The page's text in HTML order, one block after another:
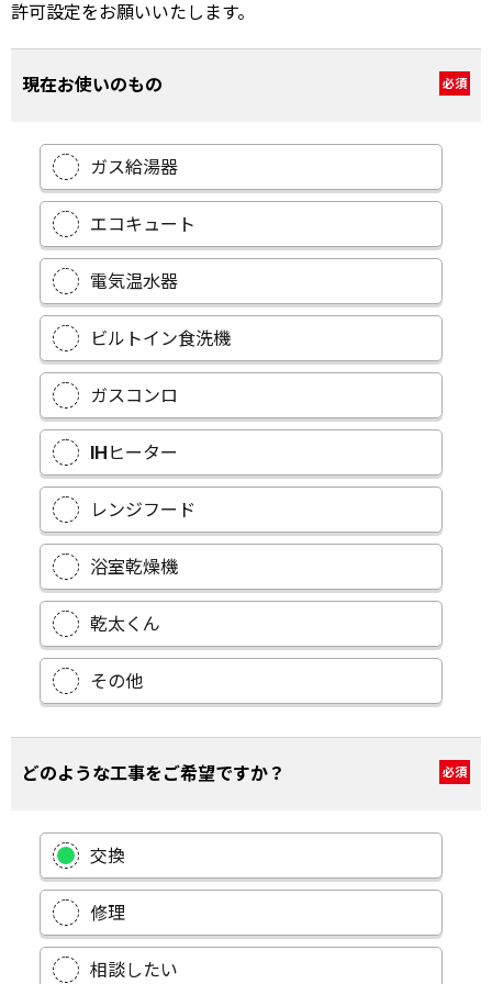
許可設定をお願いいたします。
現在お使いのもの 必須
ガス給湯器
エコキュート
電気温水器
ビルトイン食洗機
ガスコンロ
IHヒーター
レンジフード
浴室乾燥機
乾太くん
その他
どのような工事をご希望ですか？ 必須
交換
修理
相談したい